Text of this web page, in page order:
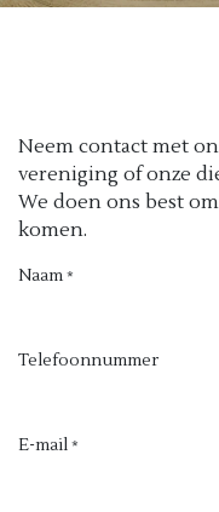
Neem contact met
vereniging of onze
We doen ons best
komen.
Naam *
Telefoonnummer
E-mail *